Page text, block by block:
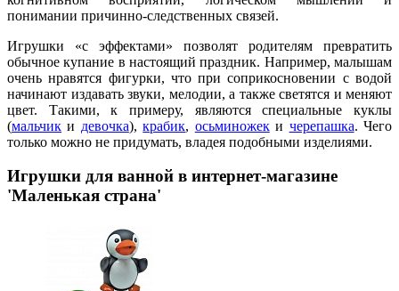
понимании причинно-следственных связей.
Игрушки «с эффектами» позволят родителям превратить
обычное купание в настоящий праздник. Например, малышам
очень нравятся фигурки, что при соприкосновении с водой
начинают издавать звуки, мелодии, а также светятся и меняют
цвет. Такими, к примеру, являются специальные куклы
(мальчик и девочка),крабик, осьминожеки черепашка. Чего
только можно не придумать, владея подобными изделиями.
Игрушки для ванной в интернет-магазине
'Маленькая страна'